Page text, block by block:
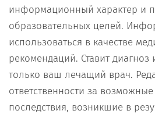
информационный характер и
образовательных целей.
использоваться в качестве
рекомендаций. Ставит диагноз
только ваш лечащий врач.
ответственности за
последствия, возникшие в